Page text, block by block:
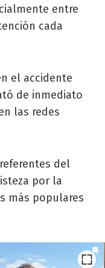
entre
cada
el accidente
de inmediato
las redes
del
por la
más populares